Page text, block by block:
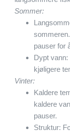
Sommer:
pauser for
Dypt
kjøligere
Vinter:
Kaldere
kaldere
pauser.
Struktur: